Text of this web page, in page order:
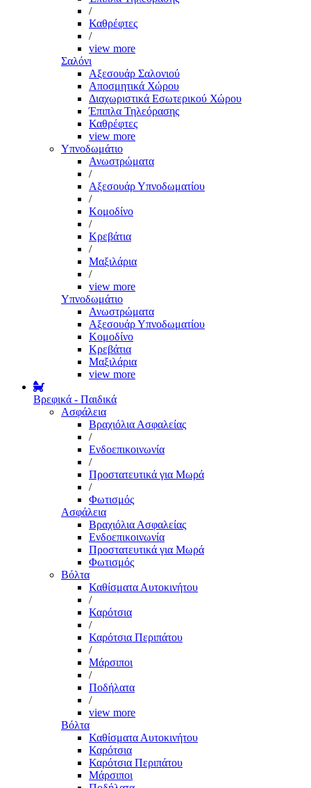
/
Καθρέφτες
/
view more
Σαλόνι
Αξεσουάρ Σαλονιού
Αποσμητικά Χώρου
Διαχωριστικά Εσωτερικού Χώρου
Έπιπλα Τηλεόρασης
Καθρέφτες
view more
Υπνοδωμάτιο
Ανωστρώματα
/
Αξεσουάρ Υπνοδωματίου
/
Κομοδίνο
/
Κρεβάτια
/
Μαξιλάρια
/
view more
Υπνοδωμάτιο
Ανωστρώματα
Αξεσουάρ Υπνοδωματίου
Κομοδίνο
Κρεβάτια
Μαξιλάρια
view more
Βρεφικά - Παιδικά
Ασφάλεια
Βραχιόλια Ασφαλείας
/
Ενδοεπικοινωνία
/
Προστατευτικά για Μωρά
/
Φωτισμός
Ασφάλεια
Βραχιόλια Ασφαλείας
Ενδοεπικοινωνία
Προστατευτικά για Μωρά
Φωτισμός
Βόλτα
Καθίσματα Αυτοκινήτου
/
Καρότσια
/
Καρότσια Περιπάτου
/
Μάρσιποι
/
Ποδήλατα
/
view more
Βόλτα
Καθίσματα Αυτοκινήτου
Καρότσια
Καρότσια Περιπάτου
Μάρσιποι